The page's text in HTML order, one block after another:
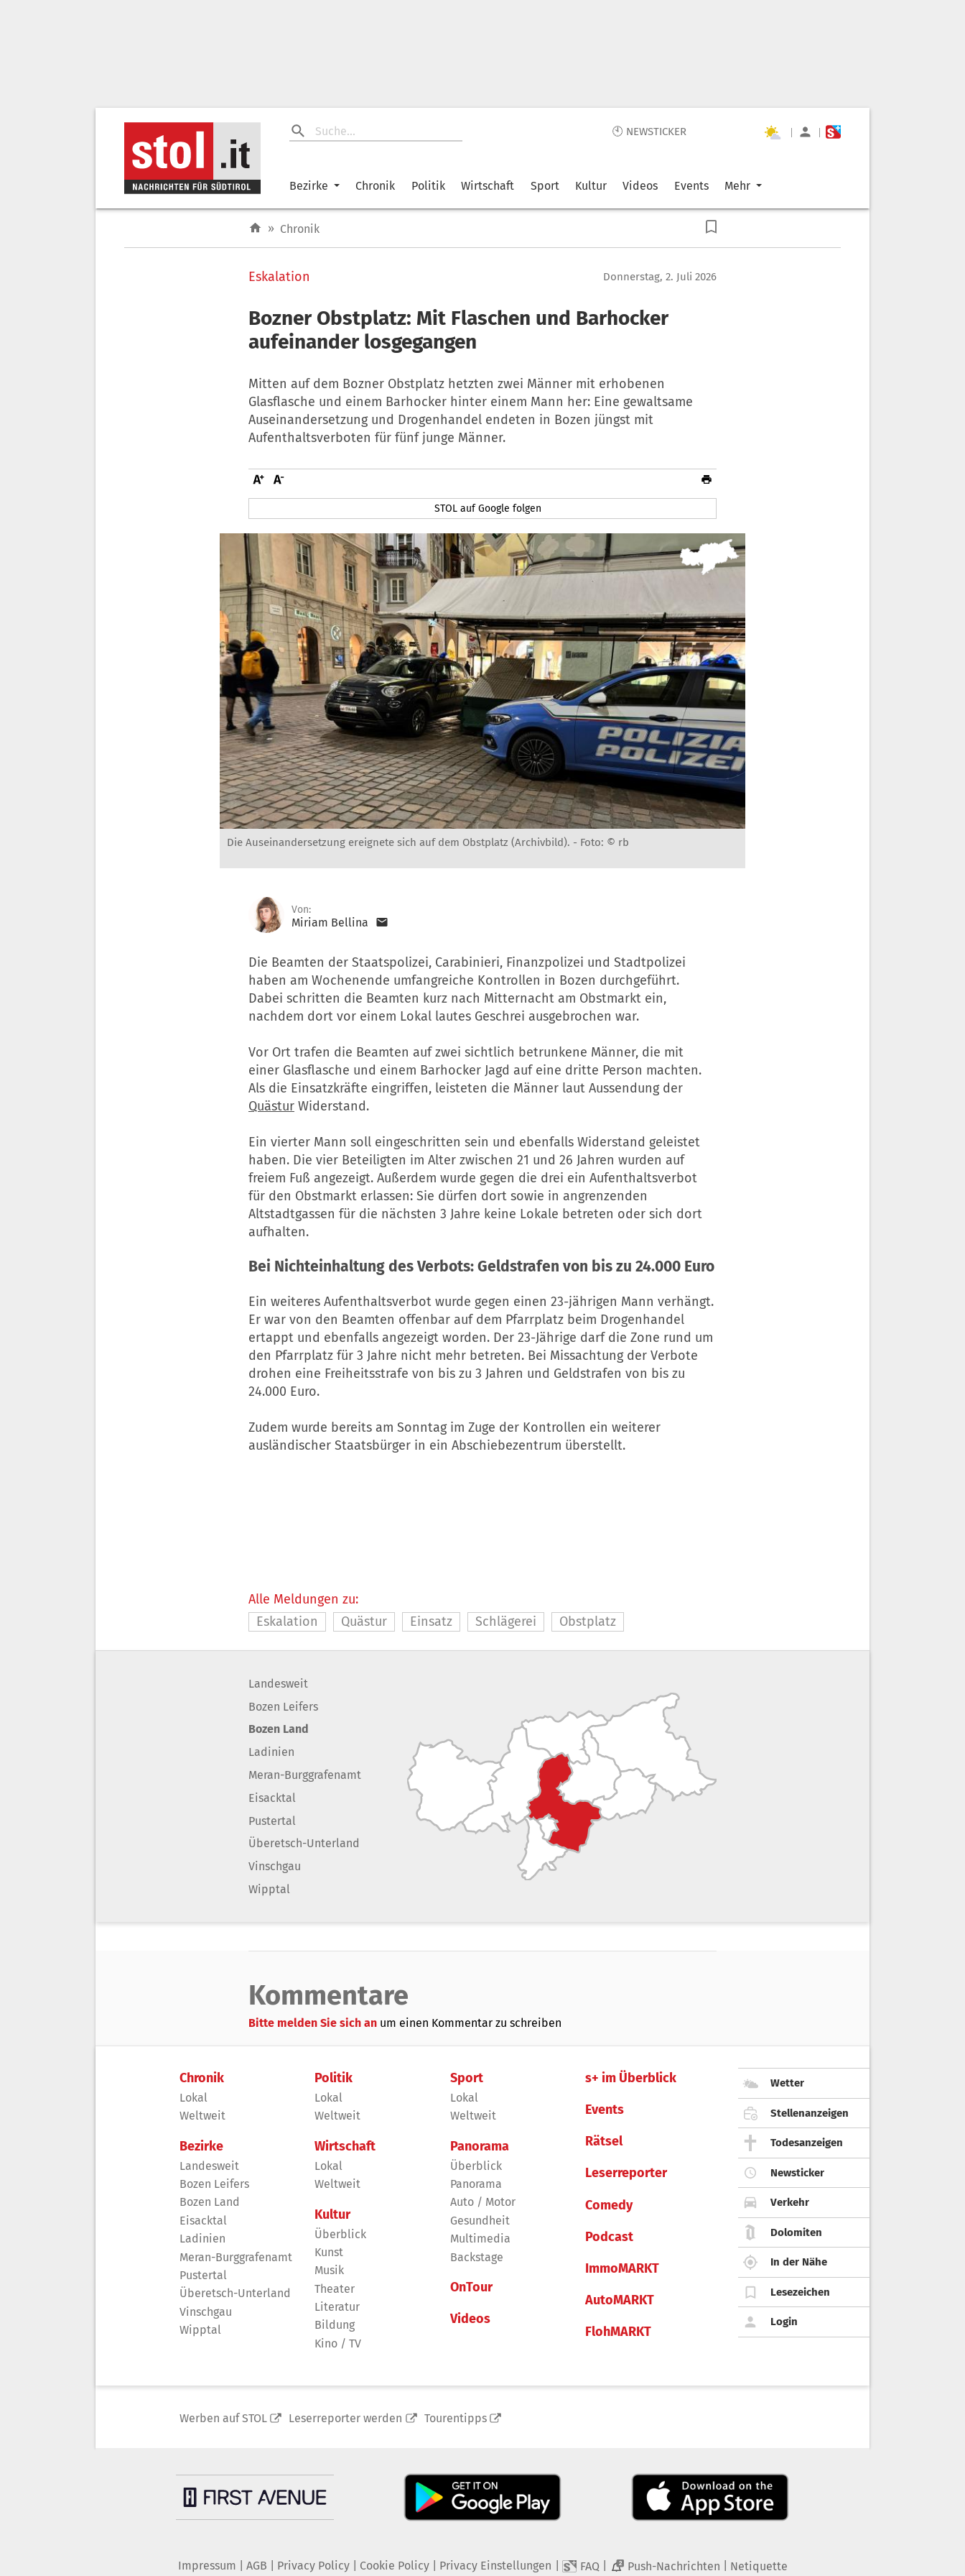
🕙 NEWSTICKER | |
Bezirke Chronik Politik Wirtschaft Sport Kultur Videos Events Mehr
» Chronik
Eskalation Donnerstag, 2. Juli 2026
Bozner Obstplatz: Mit Flaschen und Barhocker
aufeinander losgegangen
Mitten auf dem Bozner Obstplatz hetzten zwei Männer mit erhobenen
Glasflasche und einem Barhocker hinter einem Mann her: Eine gewaltsame
Auseinandersetzung und Drogenhandel endeten in Bozen jüngst mit
Aufenthaltsverboten für fünf junge Männer.
STOL auf Google folgen
Die Auseinandersetzung ereignete sich auf dem Obstplatz (Archivbild). - Foto: © rb
Von:
Miriam Bellina
Die Beamten der Staatspolizei, Carabinieri, Finanzpolizei und Stadtpolizei
haben am Wochenende umfangreiche Kontrollen in Bozen durchgeführt.
Dabei schritten die Beamten kurz nach Mitternacht am Obstmarkt ein,
nachdem dort vor einem Lokal lautes Geschrei ausgebrochen war.
Vor Ort trafen die Beamten auf zwei sichtlich betrunkene Männer, die mit
einer Glasflasche und einem Barhocker Jagd auf eine dritte Person machten.
Als die Einsatzkräfte eingriffen, leisteten die Männer laut Aussendung der
Quästur Widerstand.
Ein vierter Mann soll eingeschritten sein und ebenfalls Widerstand geleistet
haben. Die vier Beteiligten im Alter zwischen 21 und 26 Jahren wurden auf
freiem Fuß angezeigt. Außerdem wurde gegen die drei ein Aufenthaltsverbot
für den Obstmarkt erlassen: Sie dürfen dort sowie in angrenzenden
Altstadtgassen für die nächsten 3 Jahre keine Lokale betreten oder sich dort
aufhalten.
Bei Nichteinhaltung des Verbots: Geldstrafen von bis zu 24.000 Euro
Ein weiteres Aufenthaltsverbot wurde gegen einen 23-jährigen Mann verhängt.
Er war von den Beamten offenbar auf dem Pfarrplatz beim Drogenhandel
ertappt und ebenfalls angezeigt worden. Der 23-Jährige darf die Zone rund um
den Pfarrplatz für 3 Jahre nicht mehr betreten. Bei Missachtung der Verbote
drohen eine Freiheitsstrafe von bis zu 3 Jahren und Geldstrafen von bis zu
24.000 Euro.
Zudem wurde bereits am Sonntag im Zuge der Kontrollen ein weiterer
ausländischer Staatsbürger in ein Abschiebezentrum überstellt.
Alle Meldungen zu:
Eskalation
Quästur Einsatz Schlägerei Obstplatz
Landesweit
Bozen Leifers
Bozen Land
Ladinien
Meran-Burggrafenamt
Eisacktal
Pustertal
Überetsch-Unterland
Vinschgau
Wipptal
Kommentare
Bitte melden Sie sich an um einen Kommentar zu schreiben
Chronik
Lokal
Weltweit
Bezirke
Landesweit
Bozen Leifers
Bozen Land
Eisacktal
Ladinien
Meran-Burggrafenamt
Pustertal
Überetsch-Unterland
Vinschgau
Wipptal
Politik
Lokal
Weltweit
Wirtschaft
Lokal
Weltweit
Kultur
Überblick
Kunst
Musik
Theater
Literatur
Bildung
Kino / TV
Sport
Lokal
Weltweit
Panorama
Überblick
Panorama
Auto / Motor
Gesundheit
Multimedia
Backstage
OnTour
Videos
s+ im Überblick
Events
Rätsel
Leserreporter
Comedy
Podcast
ImmoMARKT
AutoMARKT
FlohMARKT
Wetter
Stellenanzeigen
Todesanzeigen
Newsticker
Verkehr
Dolomiten
In der Nähe
Lesezeichen
Login
Werben auf STOL Leserreporter werden Tourentipps
Impressum AGB Privacy Policy| Cookie Policy| Privacy Einstellungen FAQ 2 Push-Nachrichten Netiquette